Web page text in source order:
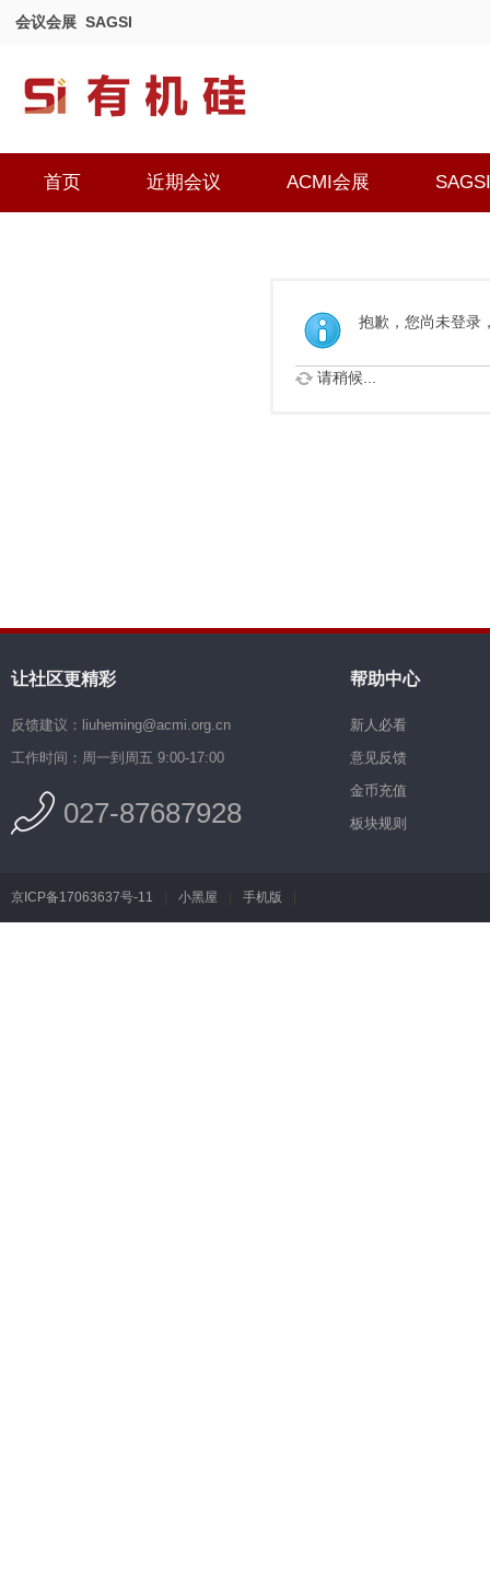
会议会展 SAGSI
首页 近期会议 ACMI会展 SAGSI
抱歉，您尚未登录
请稍候...
让社区更精彩
反馈建议：liuheming@acmi.org.cn
工作时间：周一到周五 9:00-17:00
027-87687928
帮助中心
新人必看
意见反馈
金币充值
板块规则
京ICP备17063637号-11 小黑屋 手机版